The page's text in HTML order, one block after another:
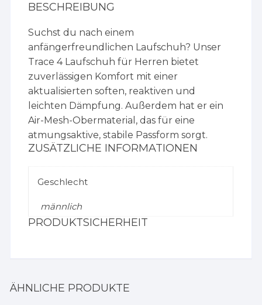
BESCHREIBUNG
Suchst du nach einem
anfängerfreundlichen Laufschuh? Unser
Trace 4 Laufschuh für Herren bietet
zuverlässigen Komfort mit einer
aktualisierten soften, reaktiven und
leichten Dämpfung. Außerdem hat er ein
Air-Mesh-Obermaterial, das für eine
atmungsaktive, stabile Passform sorgt.
ZUSÄTZLICHE INFORMATIONEN
Geschlecht
männlich
PRODUKTSICHERHEIT
ÄHNLICHE PRODUKTE